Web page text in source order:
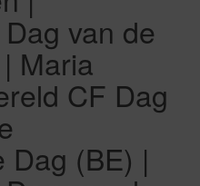
g
van de
Maria
CF Dag
Dag (BE) |